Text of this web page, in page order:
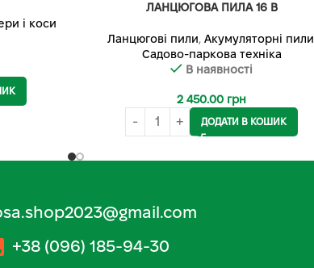
і коси
ЛАНЦЮГОВА ПИЛА 16 В
Ланцюгові пили, Акумуляторні пили
Садово-паркова техніка
В наявності
2 450.00 грн
ДОДАТИ В КОШИК
+38 (096) 185-94-30